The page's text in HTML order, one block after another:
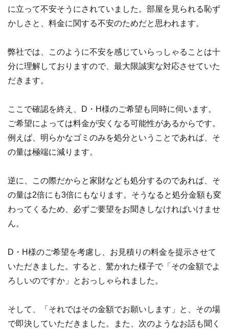
に立って不安そうにされていました。部屋を見られる恥ず
かしさと、料金に関する不安のためだと思われます。
弊社では、このように不安を感じていらっしゃることは十
分に理解しておりますので、最大限誠実な対応させていた
だきます。
ここで確認を終え、D・H様のご希望も同時に伺います。
ご希望によっては料金が安くなる可能性があるからです。
例えば、明らかなゴミのみを処分ということであれば、そ
の量は極端に減ります。
逆に、この際だからと家財なども処分するのであれば、そ
の量は2倍にも3倍にもなります。そうなると処分金額も変
わってくるため、必ずご要望をお聞きしなければいけませ
ん。
D・H様のご希望を考慮し、お見積りの料金を提示させて
いただきました。すると、驚かれた様子で「その金額でよ
ろしいのですか」とおっしゃられました。
そして、「それではその金額でお願いします」と、その場
で即決していただきました。また、次のようなお話も聞く